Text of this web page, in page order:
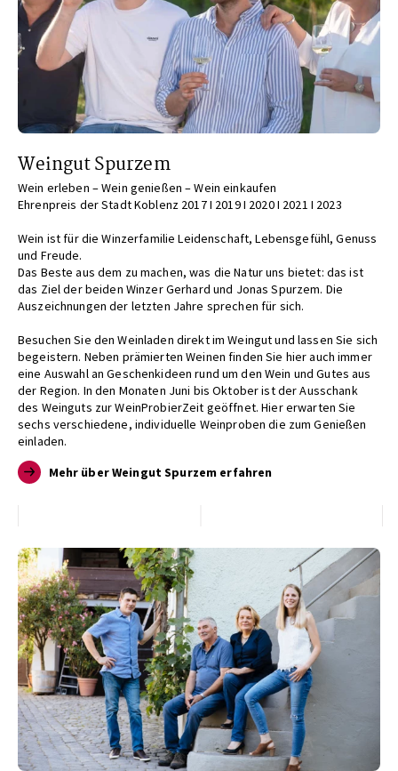
Weingut Spurzem
Wein erleben – Wein genießen – Wein einkaufen
Ehrenpreis der Stadt Koblenz 2017 I 2019 I 2020 I 2021 I 2023
Wein ist für die Winzerfamilie Leidenschaft, Lebensgefühl, Genuss
und Freude.
Das Beste aus dem zu machen, was die Natur uns bietet: das ist
das Ziel der beiden Winzer Gerhard und Jonas Spurzem. Die
Auszeichnungen der letzten Jahre sprechen für sich.
Besuchen Sie den Weinladen direkt im Weingut und lassen Sie sich
begeistern. Neben prämierten Weinen finden Sie hier auch immer
eine Auswahl an Geschenkideen rund um den Wein und Gutes aus
der Region. In den Monaten Juni bis Oktober ist der Ausschank
des Weinguts zur WeinProbierZeit geöffnet. Hier erwarten Sie
sechs verschiedene, individuelle Weinproben die zum Genießen
einladen.
Mehr über Weingut Spurzem erfahren